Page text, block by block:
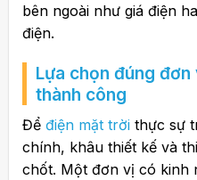
bên ngoài như giá điện
điện.
Lựa chọn đúng
thành công
Để điện mặt trờithực sự
chính, khâu thiết kế và
chốt. Một đơn vị có kinh